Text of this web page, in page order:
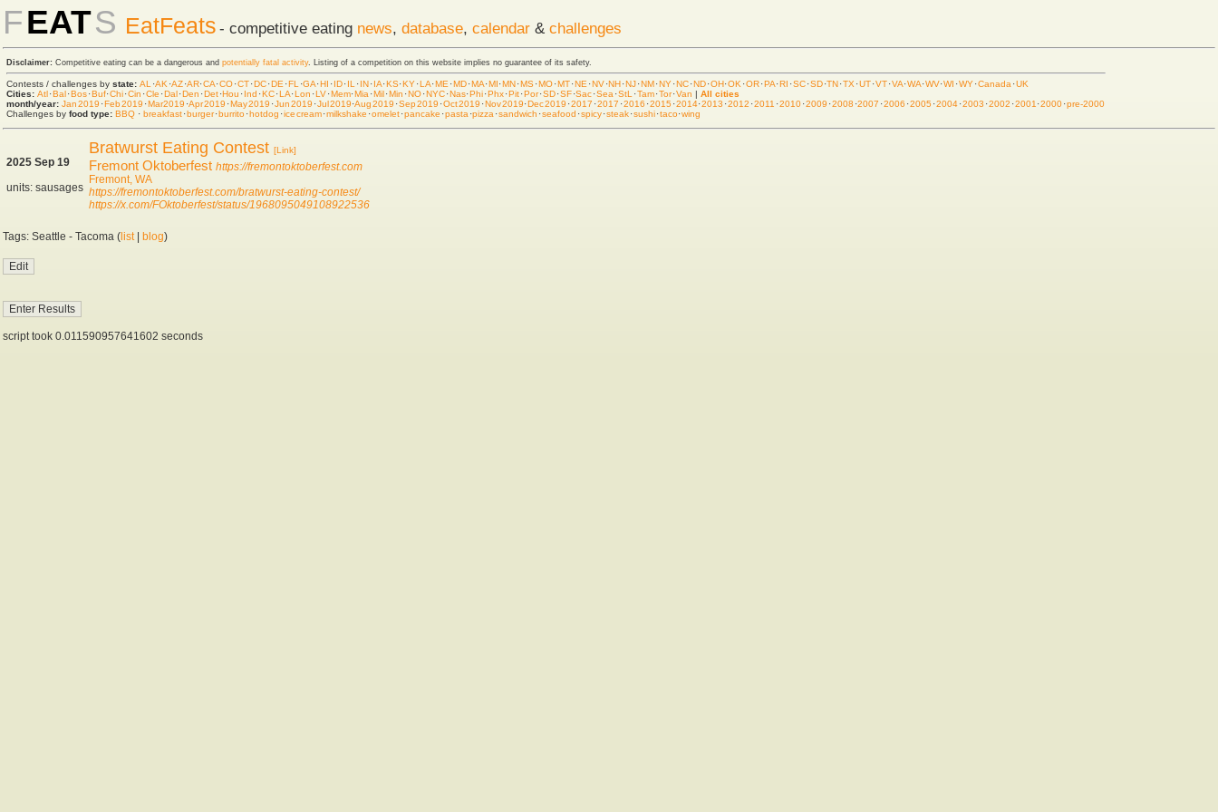
FEATS EatFeats - competitive eating news, database, calendar & challenges
Disclaimer: Competitive eating can be a dangerous and potentially fatal activity. Listing of a competition on this website implies no guarantee of its safety.
Contests / challenges by state: AL ·AK ·AZ·AR·CA·CO·CT·DC·DE ·FL ·GA·HI ·ID·IL ·IN·IA·KS·KY·LA·ME ·MD·MA·MI·MN·MS·MO·MT·NE ·NV·NH·NJ·NM·NY·NC·ND·OH·OK ·OR·PA·RI ·SC·SD·TN·TX ·UT·VT·VA·WA·WV·WI ·WY·Canada ·UK
Cities: Atl·Bal·Bos·Buf·Chi·Cin ·Cle ·Dal·Den ·Det·Hou ·Ind ·KC·LA·Lon ·LV·Mem·Mia ·Mil·Min ·NO·NYC·Nas·Phi·Phx·Pit·Por·SD·SF·Sac·Sea ·StL ·Tam·Tor·Van | All cities
month/year: Jan 2019 ·Feb 2019 ·Mar 2019 ·Apr 2019 ·May 2019 ·Jun 2019 ·Jul 2019·Aug 2019 ·Sep 2019 ·Oct 2019 ·Nov 2019·Dec 2019 ·2017 ·2017 ·2016 ·2015 ·2014·2013 ·2012 ·2011 ·2010·2009 ·2008 ·2007 ·2006 ·2005 ·2004·2003 ·2002 ·2001 ·2000·pre-2000
Challenges by food type: BBQ · breakfast·burger·burrito·hot dog ·ice cream·milkshake ·omelet·pancake ·pasta ·pizza ·sandwich ·seafood ·spicy·steak·sushi·taco·wing
2025 Sep 19
units: sausages
Bratwurst Eating Contest [Link]
Fremont Oktoberfest https://fremontoktoberfest.com
Fremont, WA
https://fremontoktoberfest.com/bratwurst-eating-contest/
https://x.com/FOktoberfest/status/1968095049108922536
Tags: Seattle - Tacoma ( list| blog)
script took 0.011590957641602 seconds